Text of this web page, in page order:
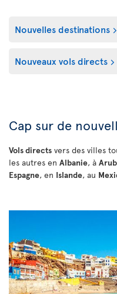
Nouvelles destinations
Nouveaux vols directs
Cap sur de
Vols directs vers des villes
les autres en Albanie, à
Espagne, en Islande, au